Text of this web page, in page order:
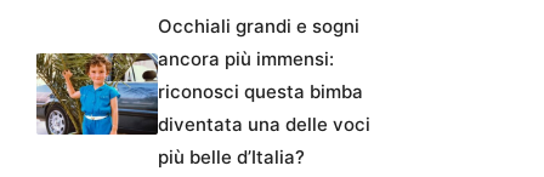
Occhiali grandi e sogni
ancora più immensi:
riconosci questa bimba
diventata una delle voci
più belle d’Italia?